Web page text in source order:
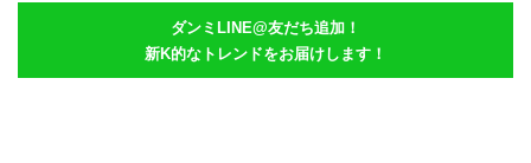
ダンミLINE@友だち追加！
新K的なトレンドをお届けします！